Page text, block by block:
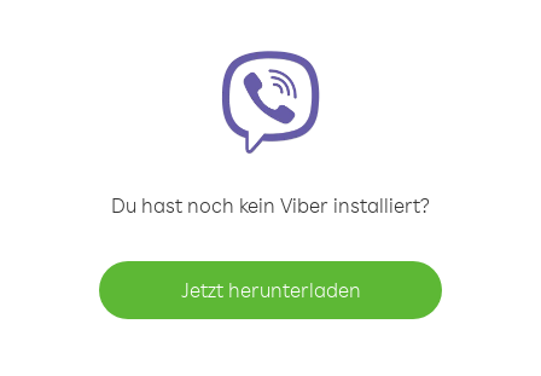
Du hast noch kein Viber installiert?
Jetzt herunterladen